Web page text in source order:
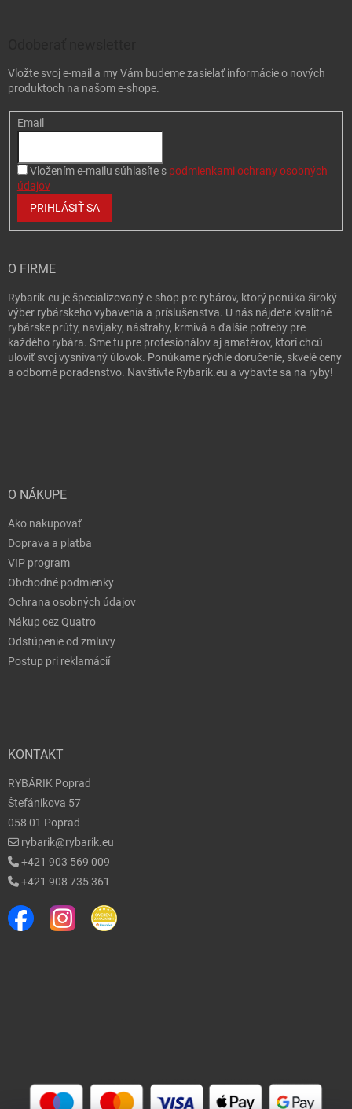
Vložte svoj e-mail a my Vám budeme zasielať informácie o nových
produktoch na našom e-shope.
Email
Vložením e-mailu súhlasíte s podmienkami ochrany osobných
údajov
PRIHLÁSIŤ SA
O FIRME
Rybarik.eu je špecializovaný e-shop pre rybárov, ktorý ponúka široký
výber rybárskeho vybavenia a príslušenstva. U nás nájdete kvalitné
rybárske prúty, navijaky, nástrahy, krmivá a ďalšie potreby pre
každého rybára. Sme tu pre profesionálov aj amatérov, ktorí chcú
uloviť svoj vysnívaný úlovok. Ponúkame rýchle doručenie, skvelé ceny
a odborné poradenstvo. Navštívte Rybarik.eu a vybavte sa na ryby!
O NÁKUPE
Ako nakupovať
Doprava a platba
VIP program
Obchodné podmienky
Ochrana osobných údajov
Nákup cez Quatro
Odstúpenie od zmluvy
Postup pri reklamácií
KONTAKT
RYBÁRIK Poprad
Štefánikova 57
058 01 Poprad
rybarik@rybarik.eu
+421 903 569 009
+421 908 735 361